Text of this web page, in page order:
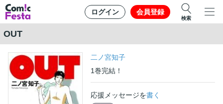
ログイン 会員登録
検索
OUT
二ノ宮知子
1巻完結！
応援メッセージを書く